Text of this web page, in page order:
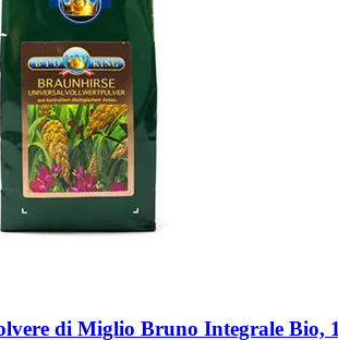
di Miglio Bruno Integrale Bio,